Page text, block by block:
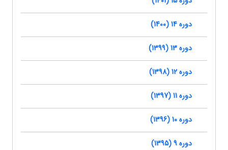
دوره 14 (1400)
دوره 13 (1399)
دوره 12 (1398)
دوره 11 (1397)
دوره 10 (1396)
دوره 9 (1395)